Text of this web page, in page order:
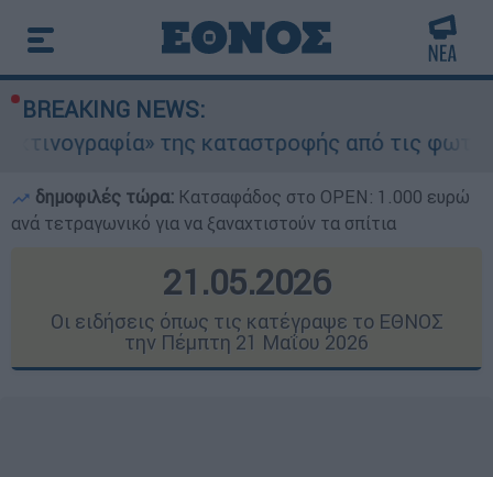
BREAKING NEWS:
καταστροφής από τις φωτιές στη Δυτική
δημοφιλές τώρα: Κατσαφάδος στο OPEN: 1.000 ευρώ
ανά τετραγωνικό για να ξαναχτιστούν τα σπίτια
21.05.2026
Οι ειδήσεις όπως τις κατέγραψε το ΕΘΝΟΣ
την Πέμπτη 21 Μαΐου 2026